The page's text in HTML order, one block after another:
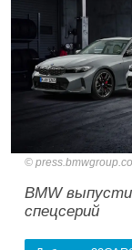
BMW
спецсерий